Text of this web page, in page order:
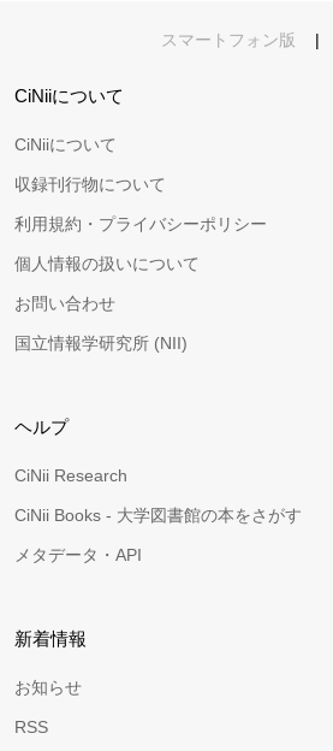
スマートフォン版 |
CiNiiについて
CiNiiについて
収録刊行物について
利用規約・プライバシーポリシー
個人情報の扱いについて
お問い合わせ
国立情報学研究所 (NII)
ヘルプ
CiNii Research
CiNii Books - 大学図書館の本をさがす
メタデータ・API
新着情報
お知らせ
RSS